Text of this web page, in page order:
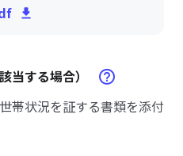
当する場合）
帯状況を証する書類を添付